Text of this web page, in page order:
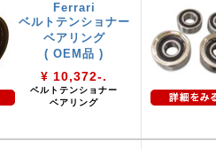
Ferrari
ベルトテンショナー
ベアリング
( OEM品 )
¥ 10,372-.
ベルトテンショナー
ベアリング